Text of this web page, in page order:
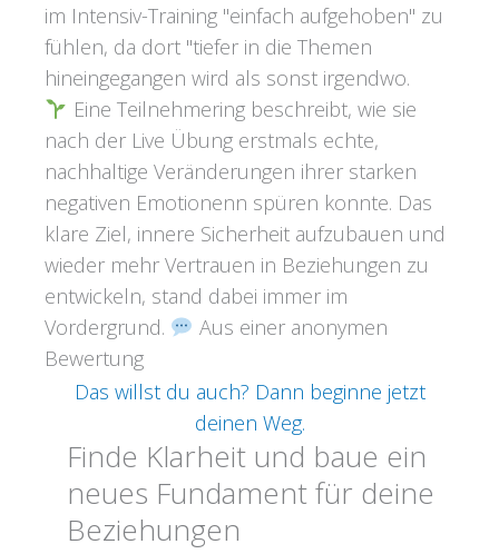
im Intensiv-Training "einfach aufgehoben" zu
fühlen, da dort "tiefer in die Themen
hineingegangen wird als sonst irgendwo.
Eine Teilnehmering beschreibt, wie sie
nach der Live Übung erstmals echte,
nachhaltige Veränderungen ihrer starken
negativen Emotionenn spüren konnte. Das
klare Ziel, innere Sicherheit aufzubauen und
wieder mehr Vertrauen in Beziehungen zu
entwickeln, stand dabei immer im
Vordergrund.
Aus einer anonymen
Bewertung
Das willst du auch? Dann beginne jetzt
deinen Weg.
Finde Klarheit und baue ein
neues Fundament für deine
Beziehungen